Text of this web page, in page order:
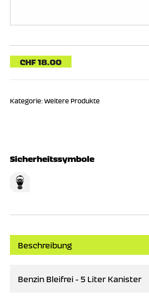
CHF18.00
Kategorie:Weitere Produkte
Sicherheitssymbole
Beschreibung
Benzin Bleifrei - 5 Liter Kanister